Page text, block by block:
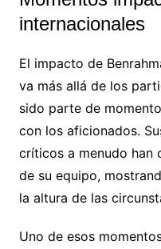
internacionales
El impacto de
va más allá de los
sido parte de
con los aficionados.
críticos a menudo han
de su equipo,
la altura de las
Uno de esos